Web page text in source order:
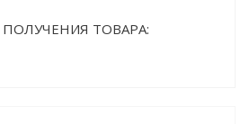
ТОВАРА: